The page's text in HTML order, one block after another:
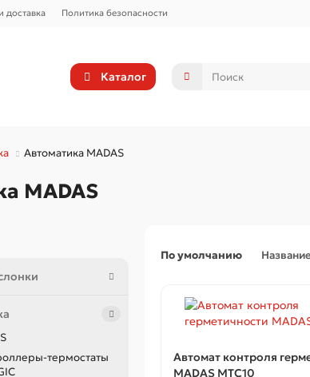
доставка Политика безопасности
Каталог
Автоматика MADAS
MADAS
термостаты
По умолчанию
Автомат контроля
MADAS MTC10